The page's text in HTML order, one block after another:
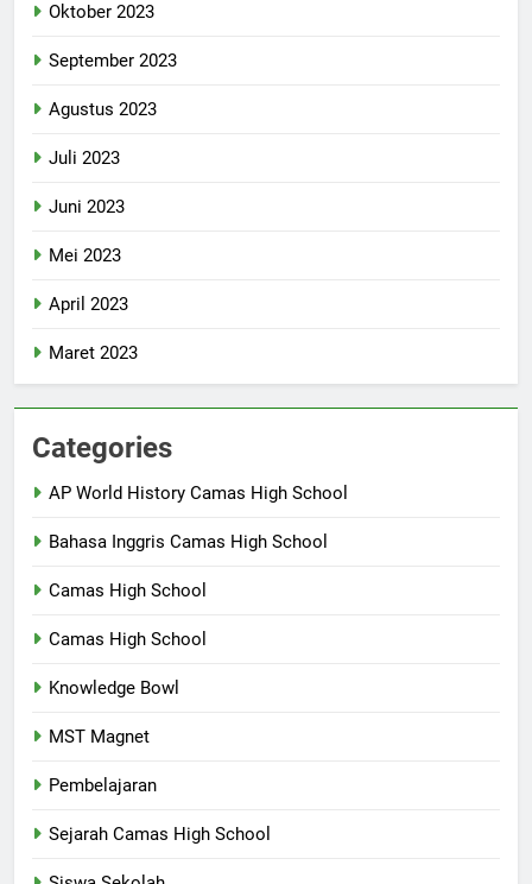
Oktober 2023
September 2023
Agustus 2023
Juli 2023
Juni 2023
Mei 2023
April 2023
Maret 2023
Categories
AP World History Camas High School
Bahasa Inggris Camas High School
Camas High School
Camas High School
Knowledge Bowl
MST Magnet
Pembelajaran
Sejarah Camas High School